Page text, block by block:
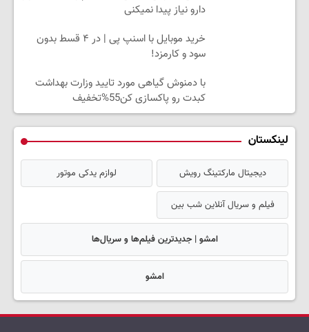
دارو نیاز پیدا نمیکنی
خرید موبایل با اسنپ پی | در ۴ قسط بدون
سود و کارمزد!
با دمنوش گیاهی مورد تایید وزارت بهداشت
کبدت رو پاکسازی کن55%تخفیف
لینکستان
دیجیتال مارکتینگ رویش لوازم یدکی موتور
فیلم و سریال آنلاین شب بین
امشو | جدیدترین فیلم‌ها و سریال‌ها
امشو